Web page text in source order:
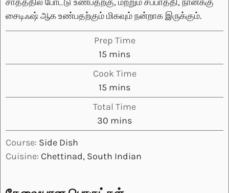
சைடிஃஷ் ஆக உண்பதற்கும் மிகவும் நன்றாக இருக்கும்.
Prep Time
15 minutes
mins
Cook Time
15 minutes
mins
Total Time
30 minutes
mins
Course: Side Dish
Cuisine: Chettinad, South Indian